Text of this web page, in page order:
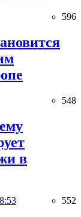
596
548
в
552